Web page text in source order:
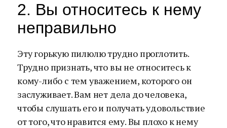
2. Вы относитесь к нему
неправильно
Эту горькую пилюлю трудно проглотить.
Трудно признать, что вы не относитесь к
кому-либо с тем уважением, которого он
заслуживает. Вам нет дела до человека,
чтобы слушать его и получать удовольствие
от того, что нравится ему. Вы плохо к нему